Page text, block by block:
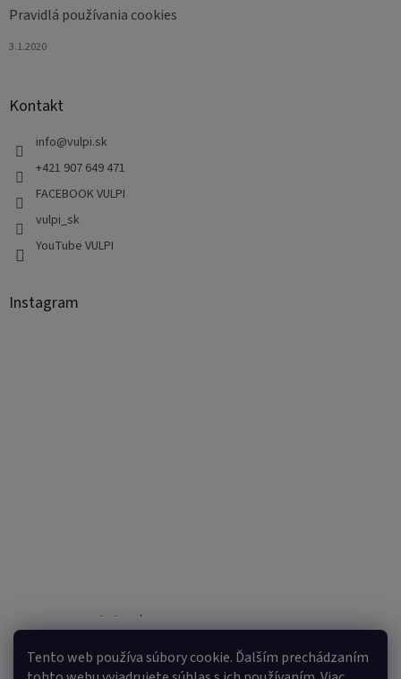
Tento web používa súbory cookie. Ďalším prechádzaním
Pravidlá používania cookies
3.1.2020
Kontakt
info@vulpi.sk
+421 907 649 471
FACEBOOK VULPI
vulpi_sk
YouTube VULPI
Instagram
Sledovať na Instagrame